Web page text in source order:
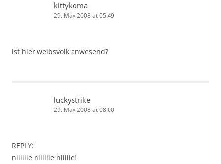
kittykoma
29. May 2008 at 05:49
ist hier weibsvolk anwesend?
luckystrike
29. May 2008 at 08:00
REPLY:
niiiiiie niiiiiie niiiiie!